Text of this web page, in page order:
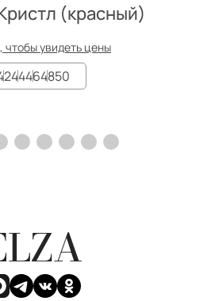
(красный)
чтобы увидеть цены
44464850